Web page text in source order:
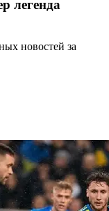
легенда
новостей за